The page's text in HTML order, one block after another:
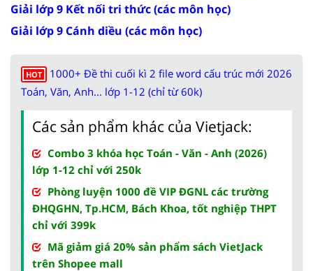
Giải lớp 9 Kết nối tri thức (các môn học)
Giải lớp 9 Cánh diều (các môn học)
HOT
1000+ Đề thi cuối kì 2 file word cấu trúc mới 2026
Toán, Văn, Anh... lớp 1-12 (chỉ từ 60k)
Các sản phẩm khác của Vietjack:
Combo 3 khóa học Toán - Văn - Anh (2026)
lớp 1-12 chỉ với 250k
Phòng luyện 1000 đề VIP ĐGNL các trường
ĐHQGHN, Tp.HCM, Bách Khoa, tốt nghiệp THPT
chỉ với 399k
Mã giảm giá 20% sản phẩm sách VietJack
trên Shopee mall